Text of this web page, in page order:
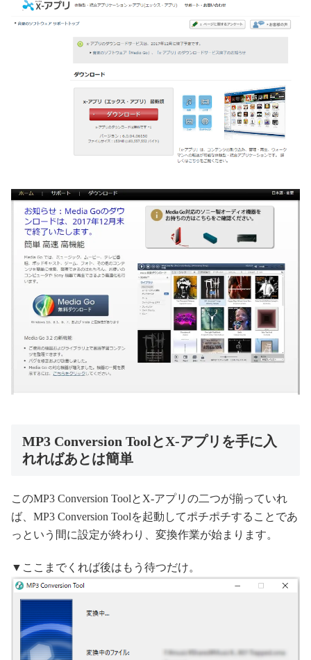
MP3 Conversion ToolとX-アプリを手に入
れればあとは簡単
このMP3 Conversion ToolとX-アプリの二つが揃っていれ
ば、MP3 Conversion Toolを起動してポチポチすることであ
っという間に設定が終わり、変換作業が始まります。
▼ここまでくれば後はもう待つだけ。